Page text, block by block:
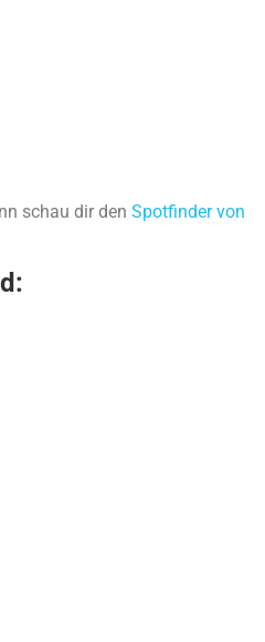
schau dir den Spotfinder von